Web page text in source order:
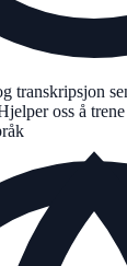
transkripsjon
oss å